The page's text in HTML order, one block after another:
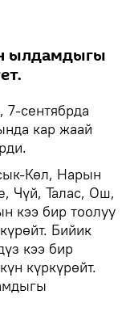
ылдамдыгы
7-сентябрда
кар жаай
Көл, Нарын
Чүй, Талас, Ош,
кээ бир тоолуу
Бийик
кээ бир
күркүрөйт.